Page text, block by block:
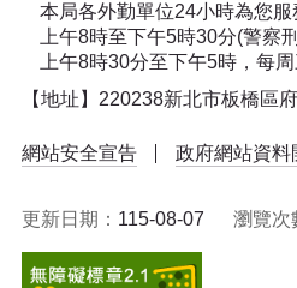
本局各外勤單位24小時為您
上午8時至下午5時30分(警察
上午8時30分至下午5時，每
【地址】220238新北市板橋區
網站安全宣告 政府網站資料
更新日期： 115-08-07 瀏覽次